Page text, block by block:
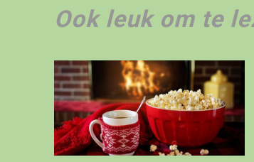
Ook leuk om te